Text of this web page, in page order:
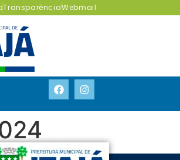
TransparênciaWebmail